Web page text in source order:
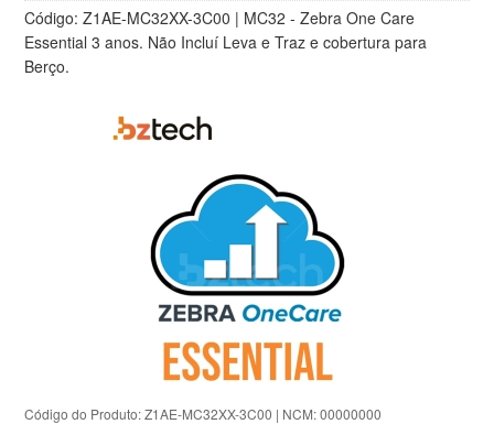
Código: Z1AE-MC32XX-3C00 | MC32 - Zebra One Care
Essential 3 anos. Não Incluí Leva e Traz e cobertura para
Berço.
Código do Produto: Z1AE-MC32XX-3C00 | NCM: 00000000